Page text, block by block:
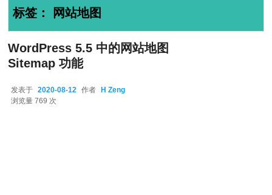
标签： 网站地图
WordPress 5.5 中的网站地图
Sitemap 功能
发表于 2020-08-12 作者 H Zeng
浏览量 769 次